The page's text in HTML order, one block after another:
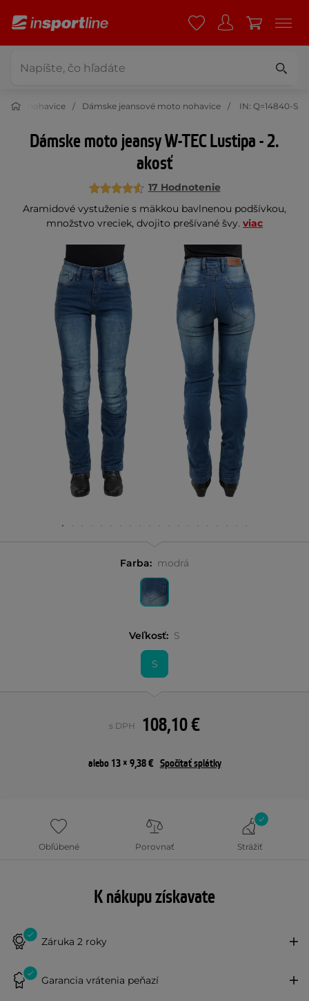
moto nohavice Dámske jeansové moto nohavice IN: Q=14840-S
Dámske moto jeansy W-TEC Lustipa - 2.
akosť
17 Hodnotenie
Aramidové vystuženie s mäkkou bavlnenou podšívkou,
množstvo vreciek, dvojito prešívané švy. viac
Farba: modrá
Veľkosť: S
S
108,10 €
s DPH
alebo 13 × 9,38 € Spočítať splátky
Obľúbené Porovnať Strážiť
K nákupu získavate
Záruka 2 roky
Garancia vrátenia peňazí